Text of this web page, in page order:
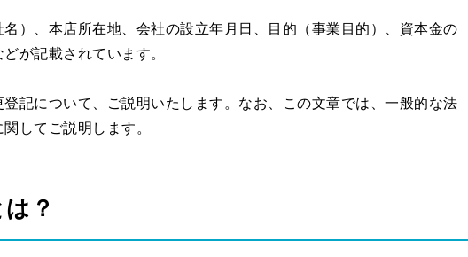
）、本店所在地、会社の設立年月日、目的（事業目的）、資本金の
が記載されています。
記について、ご説明いたします。なお、この文章では、一般的な法
してご説明します。
？